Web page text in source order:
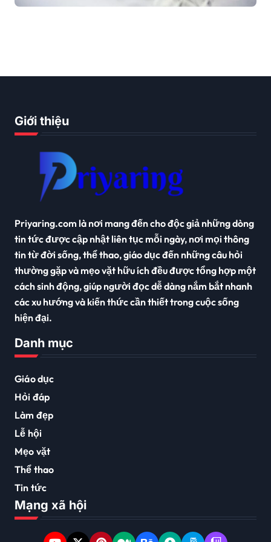
Giới thiệu
Priyaring.com là nơi mang đến cho độc giả những dòng
tin tức được cập nhật liên tục mỗi ngày, nơi mọi thông
tin từ đời sống, thể thao, giáo dục đến những câu hỏi
thường gặp và mẹo vặt hữu ích đều được tổng hợp một
cách sinh động, giúp người đọc dễ dàng nắm bắt nhanh
các xu hướng và kiến thức cần thiết trong cuộc sống
hiện đại.
Danh mục
Giáo dục
Hỏi đáp
Làm đẹp
Lễ hội
Mẹo vặt
Thể thao
Tin tức
Mạng xã hội